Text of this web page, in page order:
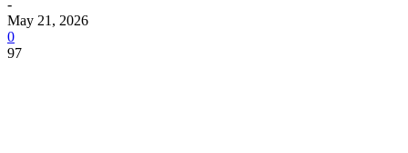
-
May 21, 2026
0
97